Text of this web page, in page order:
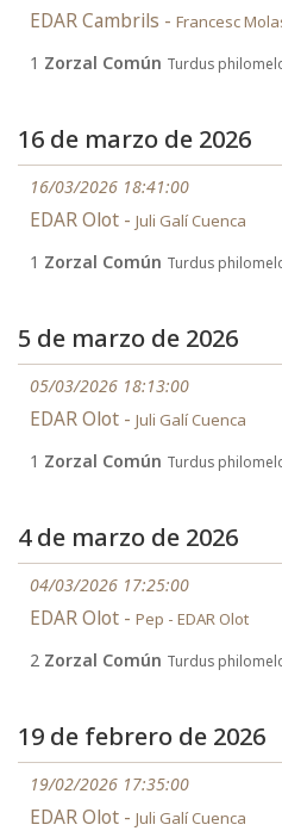
EDAR Cambrils - Francesc
1 Zorzal Común Turdus
16 de marzo de 2026
16/03/2026 18:41:00
EDAR Olot - Juli Galí Cuenca
1 Zorzal Común Turdus
5 de marzo de 2026
05/03/2026 18:13:00
EDAR Olot - Juli Galí Cuenca
1 Zorzal Común Turdus
4 de marzo de 2026
04/03/2026 17:25:00
EDAR Olot - Pep - EDAR Olot
2 Zorzal Común Turdus
19 de febrero de 2026
19/02/2026 17:35:00
EDAR Olot - Juli Galí Cuenca